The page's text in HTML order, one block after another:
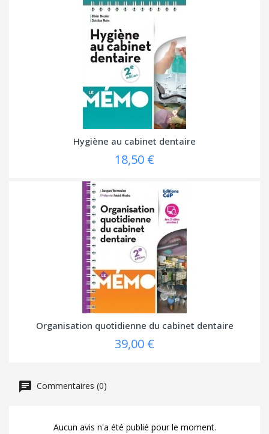
Hygiène au cabinet dentaire
18,50 €
Organisation quotidienne du cabinet dentaire
39,00 €
Commentaires (0)
Aucun avis n'a été publié pour le moment.